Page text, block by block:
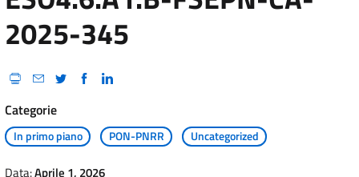
2025-345
Categorie
In primo piano PON-PNRR Uncategorized
Data:Aprile 1, 2026